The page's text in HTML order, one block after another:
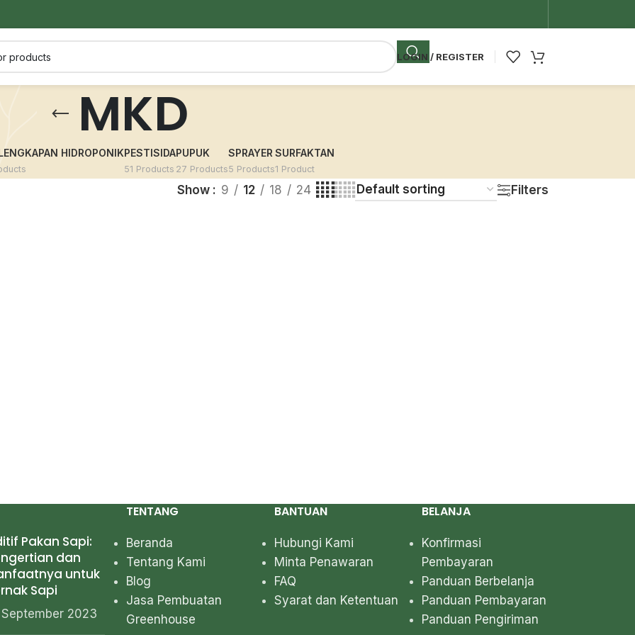
Fungisida
menghambat pertumbuhan jamur atau cendawan
penyakit
LOGIN / REGISTER
MKD
HIDROPONIKPESTISIDA
51 Products
PUPUK
27 Products
SPRAYER
5 Products
SURFAKTAN
1 Product
Show 9 12 18 24 Filters
Pakan Sapi:
dan
untuk
Sapi
September 2023
TENTANG
Beranda
Tentang Kami
Blog
Jasa Pembuatan
Greenhouse
BANTUAN
Hubungi Kami
Minta Penawaran
FAQ
Syarat dan Ketentuan
BELANJA
Konfirmasi
Pembayaran
Panduan Berbelanja
Panduan Pembayaran
Panduan Pengiriman